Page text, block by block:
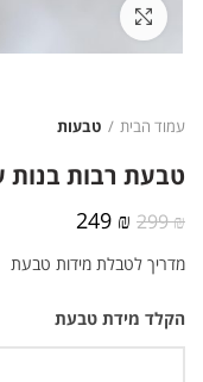
עמוד הבית טבעות
טבעת רבות בנות
299₪
המחיר
היה:
249 ₪
הוא:
מדריך לטבלת מידות טבעת
הקלד מידת טבעת